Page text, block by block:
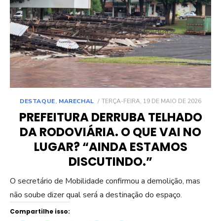
DESTAQUE, MARECHAL
POSTED
TERÇA-FEIRA, 19 DE MAIO DE 2026
PREFEITURA DERRUBA TELHADO
DA RODOVIÁRIA. O QUE VAI NO
LUGAR? “AINDA ESTAMOS
DISCUTINDO.”
O secretário de Mobilidade confirmou a demolição, mas
não soube dizer qual será a destinação do espaço.
Compartilhe isso: